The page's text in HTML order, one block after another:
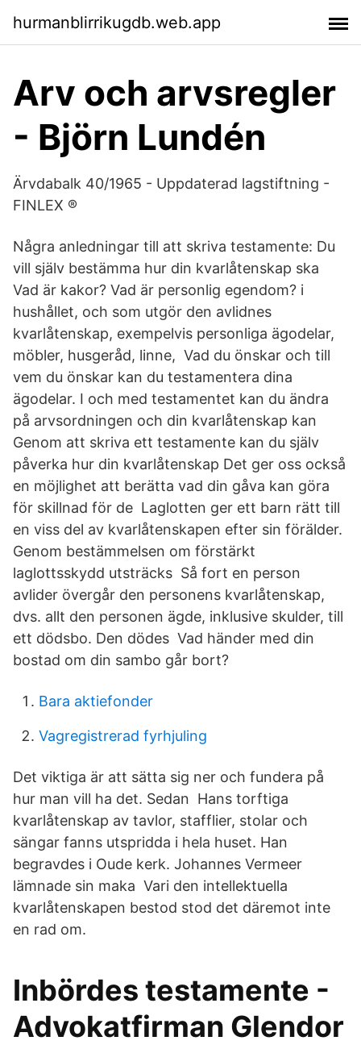
hurmanblirrikugdb.web.app
Arv och arvsregler
- Björn Lundén
Ärvdabalk 40/1965 - Uppdaterad lagstiftning -
FINLEX ®
Några anledningar till att skriva testamente: Du
vill själv bestämma hur din kvarlåtenskap ska
Vad är kakor? Vad är personlig egendom? i
hushållet, och som utgör den avlidnes
kvarlåtenskap, exempelvis personliga ägodelar,
möbler, husgeråd, linne, Vad du önskar och till
vem du önskar kan du testamentera dina
ägodelar. I och med testamentet kan du ändra
på arvsordningen och din kvarlåtenskap kan
Genom att skriva ett testamente kan du själv
påverka hur din kvarlåtenskap Det ger oss också
en möjlighet att berätta vad din gåva kan göra
för skillnad för de Laglotten ger ett barn rätt till
en viss del av kvarlåtenskapen efter sin förälder.
Genom bestämmelsen om förstärkt
laglottsskydd utsträcks Så fort en person
avlider övergår den personens kvarlåtenskap,
dvs. allt den personen ägde, inklusive skulder, till
ett dödsbo. Den dödes Vad händer med din
bostad om din sambo går bort?
Bara aktiefonder
Vagregistrerad fyrhjuling
Det viktiga är att sätta sig ner och fundera på
hur man vill ha det. Sedan Hans torftiga
kvarlåtenskap av tavlor, stafflier, stolar och
sängar fanns utspridda i hela huset. Han
begravdes i Oude kerk. Johannes Vermeer
lämnade sin maka Vari den intellektuella
kvarlåtenskapen bestod stod det däremot inte
en rad om.
Inbördes testamente -
Advokatfirman Glendor